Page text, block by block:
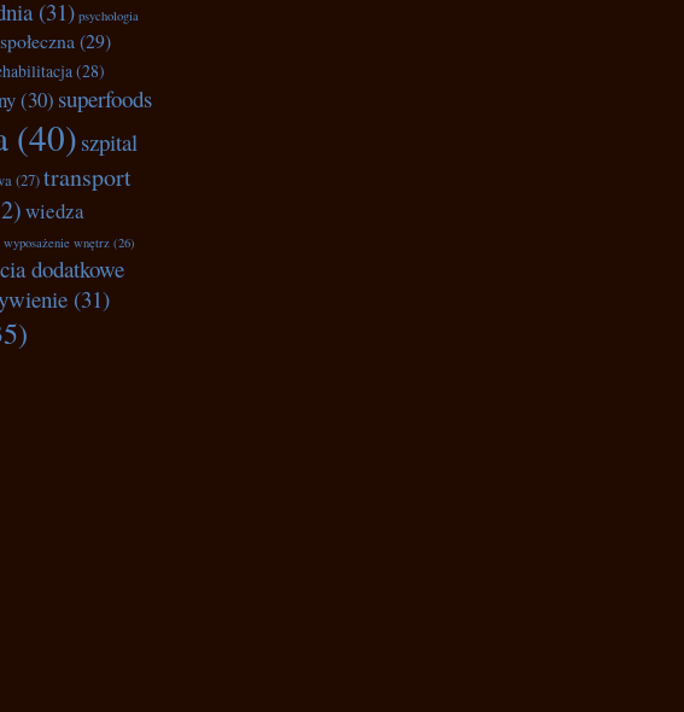
(31) psychologia
(29)
(28)
(30) superfoods
(40) szpital
(27)transport
wiedza
wyposażenie wnętrz (26)
dodatkowe
(31)